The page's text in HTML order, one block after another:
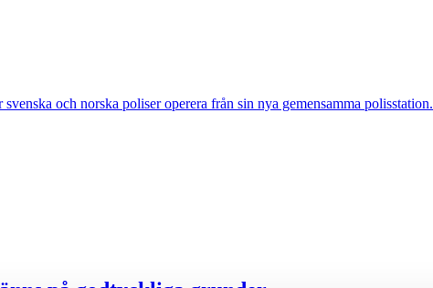
och norska poliser operera från sin nya gemensamma polisstation.